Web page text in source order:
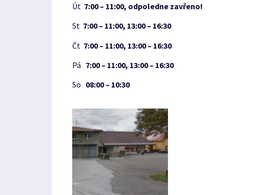
Út 7:00 – 11:00, odpoledne zavřeno!
St 7:00 – 11:00, 13:00 – 16:30
Čt 7:00 – 11:00, 13:00 – 16:30
Pá 7:00 – 11:00, 13:00 – 16:30
So 08:00 – 10:30